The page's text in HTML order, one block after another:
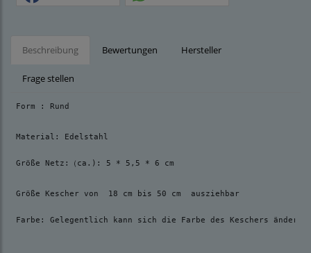
Beschreibung Bewertungen Hersteller
Frage stellen
Form : Rund
Material: Edelstahl
Größe Netz:（ca.): 5 * 5,5 * 6 cm
Größe Kescher von 18 cm bis 50 cm  ausziehbar
Farbe: Gelegentlich kann sich die Farbe des Keschers ändern